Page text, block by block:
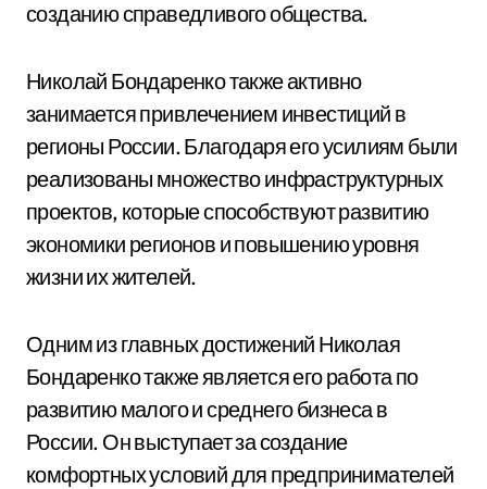
созданию справедливого общества.
Николай Бондаренко также активно
занимается привлечением инвестиций в
регионы России. Благодаря его усилиям были
реализованы множество инфраструктурных
проектов, которые способствуют развитию
экономики регионов и повышению уровня
жизни их жителей.
Одним из главных достижений Николая
Бондаренко также является его работа по
развитию малого и среднего бизнеса в
России. Он выступает за создание
комфортных условий для предпринимателей